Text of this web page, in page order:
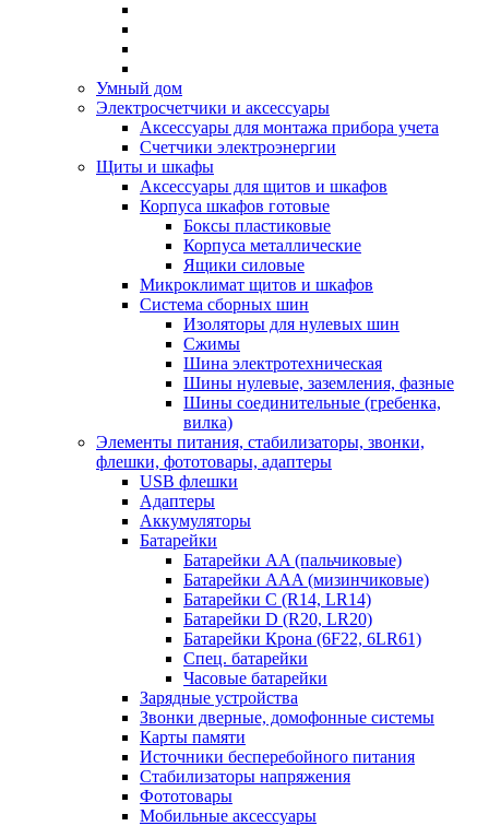
Умный дом
Электросчетчики и аксессуары
Аксессуары для монтажа прибора учета
Счетчики электроэнергии
Щиты и шкафы
Аксессуары для щитов и шкафов
Корпуса шкафов готовые
Боксы пластиковые
Корпуса металлические
Ящики силовые
Микроклимат щитов и шкафов
Система сборных шин
Изоляторы для нулевых шин
Сжимы
Шина электротехническая
Шины нулевые, заземления, фазные
Шины соединительные (гребенка,
вилка)
Элементы питания, стабилизаторы, звонки,
флешки, фототовары, адаптеры
USB флешки
Адаптеры
Аккумуляторы
Батарейки
Батарейки AA (пальчиковые)
Батарейки AAA (мизинчиковые)
Батарейки C (R14, LR14)
Батарейки D (R20, LR20)
Батарейки Крона (6F22, 6LR61)
Спец. батарейки
Часовые батарейки
Зарядные устройства
Звонки дверные, домофонные системы
Карты памяти
Источники бесперебойного питания
Стабилизаторы напряжения
Фототовары
Мобильные аксессуары